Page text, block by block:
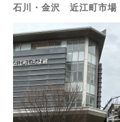
石川・金沢 近江町市